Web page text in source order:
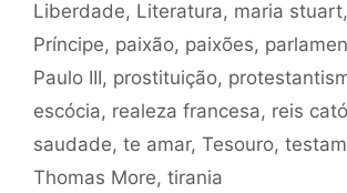
Liberdade, Literatura, maria stuart,
Príncipe, paixão, paixões,
Paulo III, prostituição,
escócia, realeza francesa, reis
saudade, te amar, Tesouro,
Thomas More, tirania